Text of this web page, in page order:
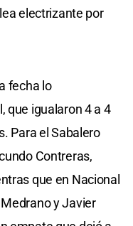
electrizante por
fecha lo
que igualaron 4 a 4
Para el Sabalero
Contreras,
que en Nacional
y Javier